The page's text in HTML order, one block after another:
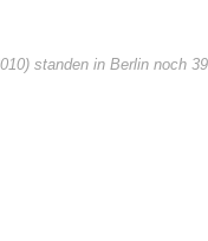
standen in Berlin noch